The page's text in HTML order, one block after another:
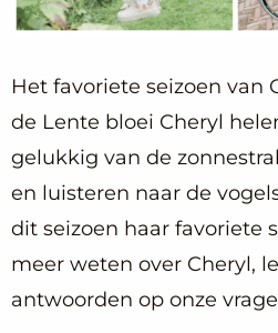
Het favoriete seizoen van
de Lente bloei Cheryl
gelukkig van de
en luisteren naar de
dit seizoen haar favoriete
meer weten over Cheryl,
antwoorden op onze